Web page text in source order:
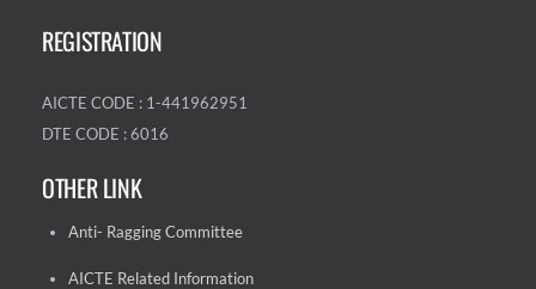
REGISTRATION
AICTE CODE : 1-441962951
DTE CODE : 6016
OTHER LINK
Anti- Ragging Committee
AICTE Related Information